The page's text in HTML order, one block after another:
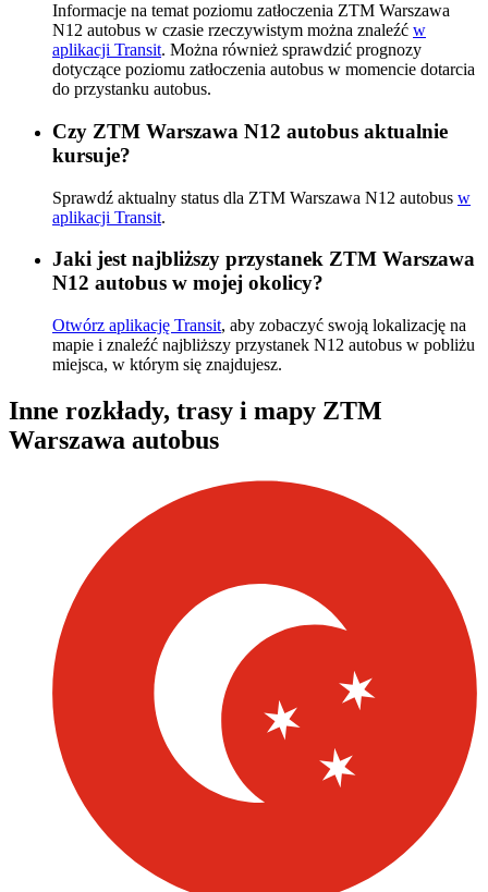
Informacje na temat poziomu zatłoczenia ZTM Warszawa
N12 autobus w czasie rzeczywistym można znaleźć w
aplikacji Transit. Można również sprawdzić prognozy
dotyczące poziomu zatłoczenia autobus w momencie dotarcia
do przystanku autobus.
Czy ZTM Warszawa N12 autobus aktualnie
kursuje?
Sprawdź aktualny status dla ZTM Warszawa N12 autobus w
aplikacji Transit.
Jaki jest najbliższy przystanek ZTM Warszawa
N12 autobus w mojej okolicy?
Otwórz aplikację Transit, aby zobaczyć swoją lokalizację na
mapie i znaleźć najbliższy przystanek N12 autobus w pobliżu
miejsca, w którym się znajdujesz.
Inne rozkłady, trasy i mapy ZTM
Warszawa autobus